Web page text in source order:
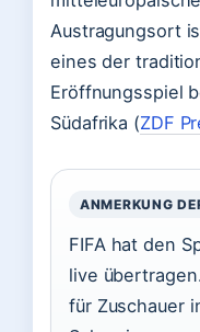
Austragungsort
eines der
Eröffnungsspiel
Südafrika (ZDF
ANMERKUNG
FIFA hat den
live
für Zuschauer